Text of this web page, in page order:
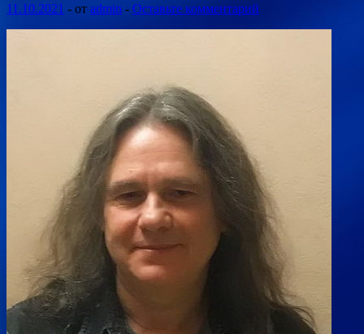
11.10.2021 - от admin - Оставьте комментарий